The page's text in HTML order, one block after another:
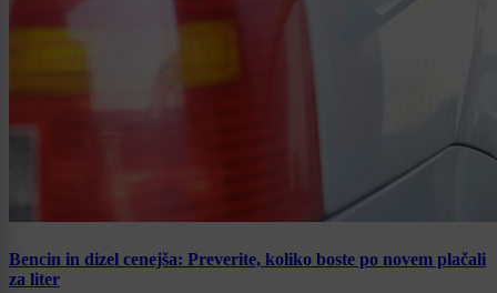
Bencin in dizel cenejša: Preverite, koliko boste po novem plačali
za liter